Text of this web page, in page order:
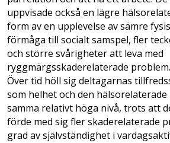
uppvisade också en lägre
form av en upplevelse av sämre
förmåga till socialt samspel, fler
och större svårigheter att leva med
ryggmärgsskaderelaterade problem.
Över tid höll sig deltagarnas
som helhet och den
samma relativt höga nivå, trots att
förde med sig fler skade­relaterade
grad av självständighet i